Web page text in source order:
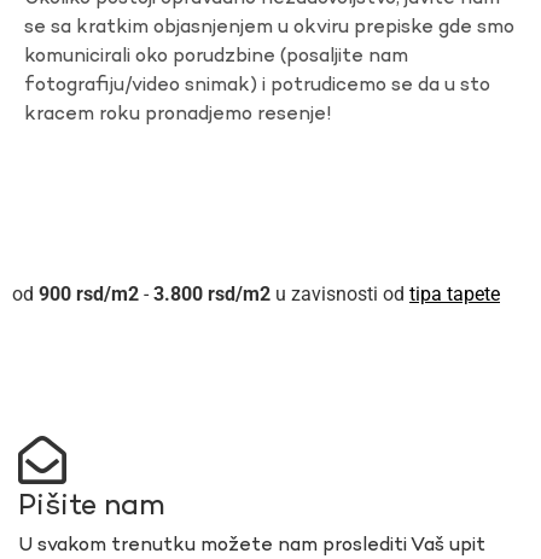
se sa kratkim objasnjenjem u okviru prepiske gde smo
komunicirali oko porudzbine (posaljite nam
fotografiju/video snimak) i potrudicemo se da u sto
kracem roku pronadjemo resenje!
900 rsd - 3.800 rsd u zavisnosti od tipa tapete
Pišite nam
U svakom trenutku možete nam proslediti Vaš upit